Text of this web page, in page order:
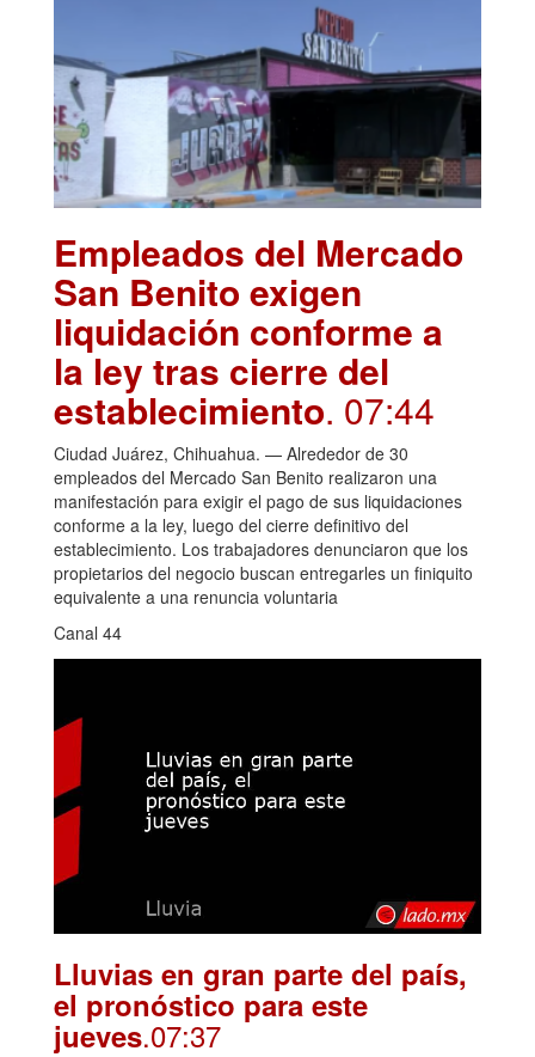
Empleados del Mercado
San Benito exigen
liquidación conforme a
la ley tras cierre del
establecimiento. 07:44
Ciudad Juárez, Chihuahua. — Alrededor de 30
empleados del Mercado San Benito realizaron una
manifestación para exigir el pago de sus liquidaciones
conforme a la ley, luego del cierre definitivo del
establecimiento. Los trabajadores denunciaron que los
propietarios del negocio buscan entregarles un finiquito
equivalente a una renuncia voluntaria
Canal 44
Lluvias en gran parte del país,
el pronóstico para este
jueves.07:37